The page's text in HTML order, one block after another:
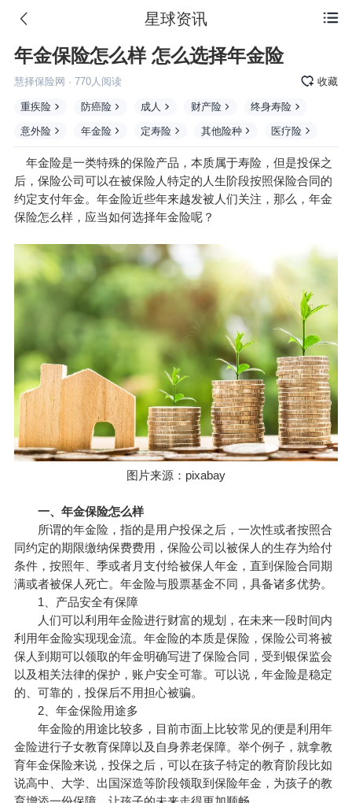
 星球资讯
年金保险怎么样 怎么选择年金险
慧择保险网 · 770人阅读 收藏
重疾险 防癌险 成人 财产险 终身寿险
意外险 年金险 定寿险 其他险种 医疗险
年金险是一类特殊的保险产品 ，本质属于寿险，但是投保之
后，保险公司可以在被保险人特定的人生阶段按照保险合同的
约定支付年金。年金险近些年来越发被人们关注，那么，年金
保险怎么样，应当如何选择年金险呢？
图片来源：pixabay
一、年金保险怎么样
所谓的年金险，指的是用户投保之后，一次性或者按照合
同约定的期限缴纳保费费用，保险公司以被保人的生存为给付
条件，按照年、季或者月支付给被保人年金，直到保险合同期
满或者被保人死亡。年金险与股票基金不同，具备诸多优势。
1、产品安全有保障
人们可以利用年金险进行财富的规划，在未来一段时间内
利用年金险实现现金流。年金险的本质是保险，保险公司将被
保人到期可以领取的年金明确写进了保险合同，受到银保监会
以及相关法律的保护，账户安全可靠。可以说，年金险是稳定
的、可靠的，投保后不用担心被骗。
2、年金保险用途多
年金险的用途比较多，目前市面上比较常见的便是利用年
金险进行子女教育保障以及自身养老保障。举个例子，就拿教
育年金保险来说，投保之后，可以在孩子特定的教育阶段比如
说高中、大学、出国深造等阶段领取到保险年金，为孩子的教